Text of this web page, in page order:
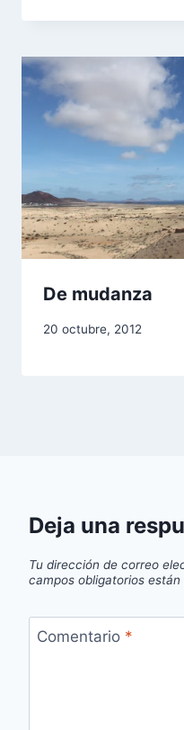
De mudanza
20 octubre, 2012
Deja una
Tu dirección de correo
campos obligatorios
Comentario *